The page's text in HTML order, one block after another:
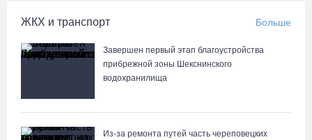
ЖКХ и транспорт Больше
Завершен первый этап благоустройства
прибрежной зоны Шекснинского
водохранилища
Из-за ремонта путей часть череповецких